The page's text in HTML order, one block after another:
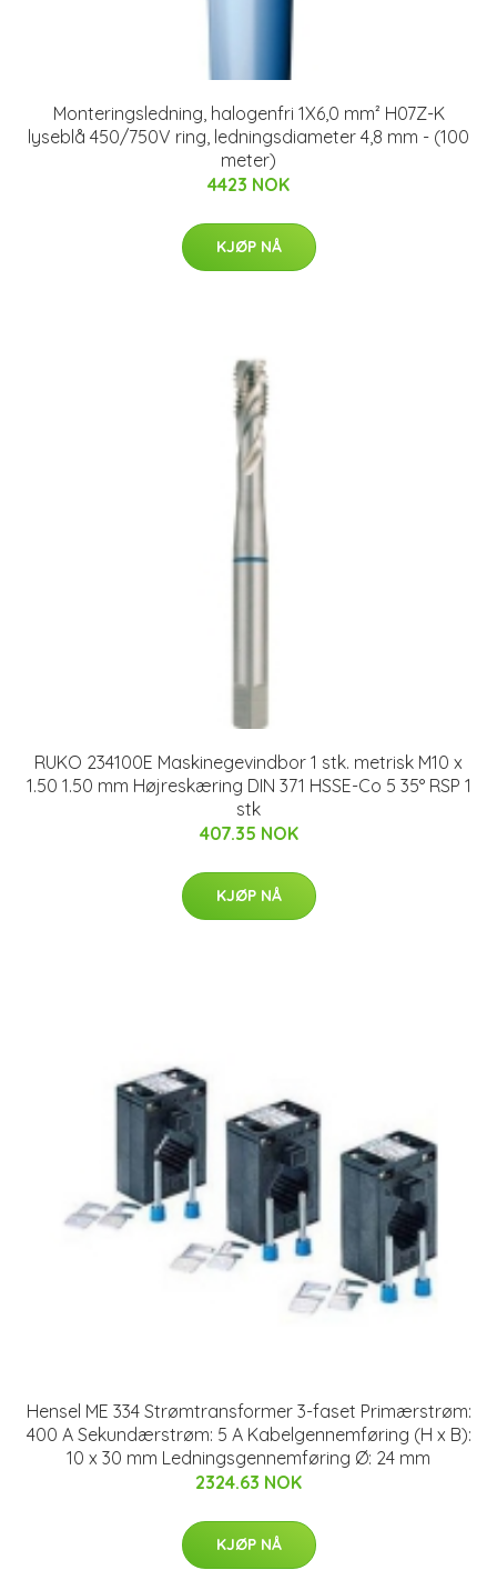
Monteringsledning, halogenfri 1X6,0 mm² H07Z-K
lyseblå 450/750V ring, ledningsdiameter 4,8 mm - (100
meter)
4423 NOK
KJØP NÅ
RUKO 234100E Maskinegevindbor 1 stk. metrisk M10 x
1.50 1.50 mm Højreskæring DIN 371 HSSE-Co 5 35° RSP 1
stk
407.35 NOK
KJØP NÅ
Hensel ME 334 Strømtransformer 3-faset Primærstrøm:
400 A Sekundærstrøm: 5 A Kabelgennemføring (H x B):
10 x 30 mm Ledningsgennemføring Ø: 24 mm
2324.63 NOK
KJØP NÅ